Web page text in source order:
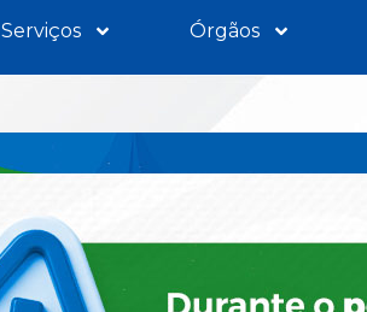
Serviços Órgãos